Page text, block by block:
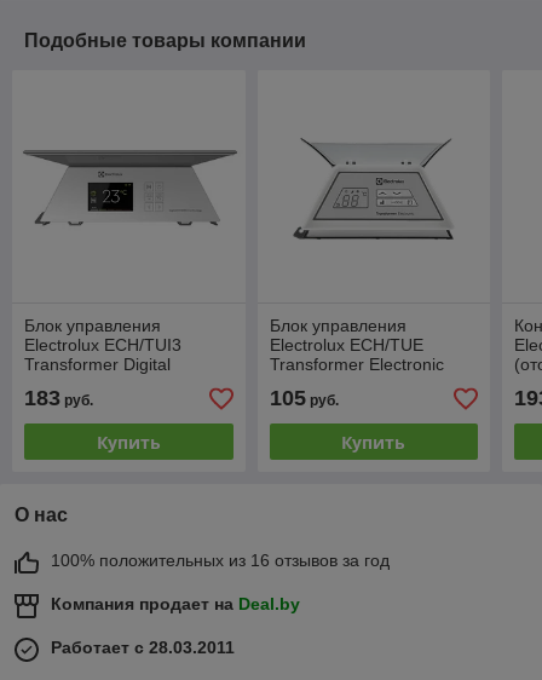
Подобные товары компании
Блок управления
Electrolux ECH/TUI3
Transformer Digital
183 руб.
Купить
Блок управления
Electrolux ECH/TUE
Transformer Electronic
105руб.
Купить
О нас
100% положительных из 16 отзывов за год
Компания продает на Deal.by
Работает с 28.03.2011